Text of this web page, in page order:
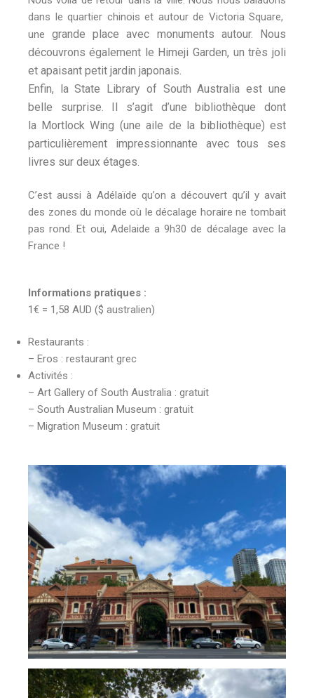
dans le quartier chinois et autour de Victoria Square,
une grande place avec monuments autour. Nous
découvrons également le Himeji Garden, un très joli
et apaisant petit jardin japonais.
Enfin, la State Library of South Australia est une
belle surprise. Il s’agit d’une bibliothèque dont
la Mortlock Wing (une aile de la bibliothèque) est
particulièrement impressionnante avec tous ses
livres sur deux étages.
C’est aussi à Adélaïde qu’on a découvert qu’il y avait
des zones du monde où le décalage horaire ne tombait
pas rond. Et oui, Adelaide a 9h30 de décalage avec la
France !
Informations pratiques :
1€ = 1,58 AUD ($ australien)
Restaurants :
– Eros : restaurant grec
Activités :
– Art Gallery of South Australia : gratuit
– South Australian Museum : gratuit
– Migration Museum : gratuit